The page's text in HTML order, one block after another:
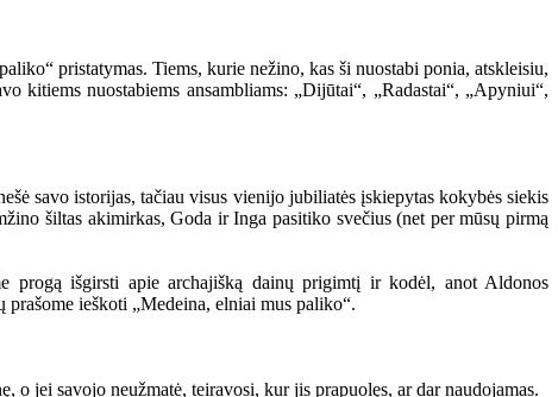
pristatymas. Tiems, kurie nežino, kas ši nuostabi ponia, atskleisiu,
nuostabiems ansambliams: „Dijūtai“, „Radastai“, „Apyniui“,
savo istorijas, tačiau visus vienijo jubiliatės įskiepytas kokybės siekis
šiltas akimirkas, Goda ir Inga pasitiko svečius (net per mūsų pirmą
progą išgirsti apie archajišką dainų prigimtį ir kodėl, anot Aldonos
ieškoti „Medeina, elniai mus paliko“.
o jei savojo neužmatė, teiravosi, kur jis prapuolęs, ar dar naudojamas.